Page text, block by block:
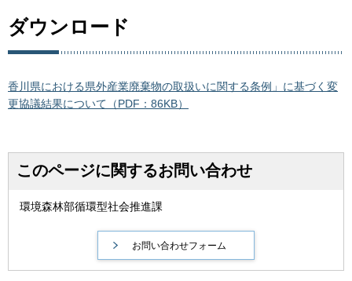
ダウンロード
香川県における県外産業廃棄物の取扱いに関する条例」に基づく変
更協議結果について（PDF：86KB）
このページに関するお問い合わせ
環境森林部循環型社会推進課